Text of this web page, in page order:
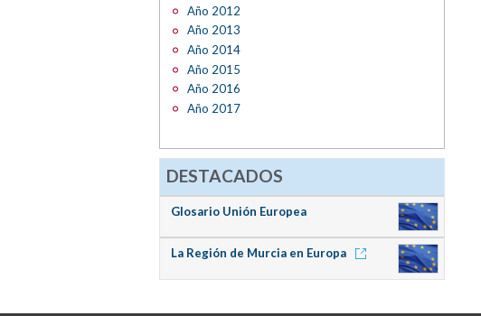
Año 2012
Año 2013
Año 2014
Año 2015
Año 2016
Año 2017
DESTACADOS
Glosario Unión Europea
La Región de Murcia en Europa